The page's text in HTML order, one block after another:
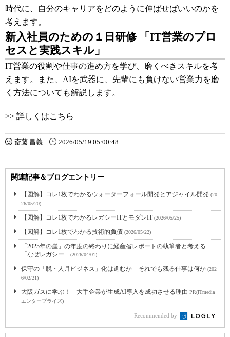
時代に、自分のキャリアをどのように伸ばせばいいのかを
考えます。
新入社員のための１日研修 「IT営業のプロ
セスと実践スキル」
IT営業の役割や仕事の進め方を学び、磨くべきスキルを考
えます。また、AIを武器に、先輩にも負けない営業力を磨
く方法についても解説します。
>> 詳しくはこちら
斎藤 昌義 2026/05/19 05:00:48
関連記事＆ブログエントリー
【図解】コレ1枚でわかるウォーターフォール開発とアジャイル開発 (20
26/05/20)
【図解】コレ1枚でわかるレガシーITとモダンIT(2026/05/25)
【図解】コレ1枚でわかる技術的負債 (2026/05/22)
「2025年の崖」の年度の終わりに経産省レポートの執筆者と考える
「なぜレガシー... (2026/04/01)
保守の「脱・人月ビジネス」化は進むか それでも残る仕事は何か (202
6/02/21)
大阪ガスに学ぶ！ 大手企業が生成AI導入を成功させる理由 PR(ITmedia
エンタープライズ)
Recommended by